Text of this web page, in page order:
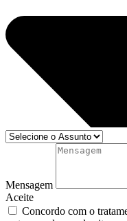
Mensagem
Aceite
Concordo com o